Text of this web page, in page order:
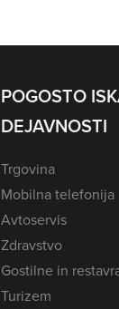
POGOSTO
DEJAVNOSTI
Trgovina
Mobilna telefonija
Avtoservis
Zdravstvo
Gostilne in
Turizem